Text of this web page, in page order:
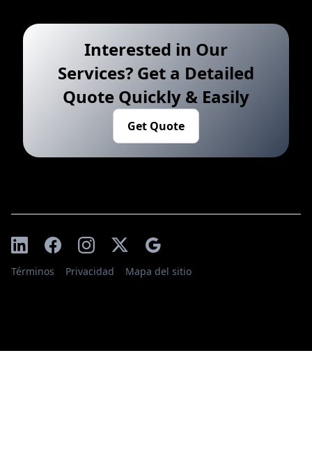
Interested in Our
Services? Get a Detailed
Quote Quickly & Easily
Get Quote
Términos Privacidad Mapa del sitio